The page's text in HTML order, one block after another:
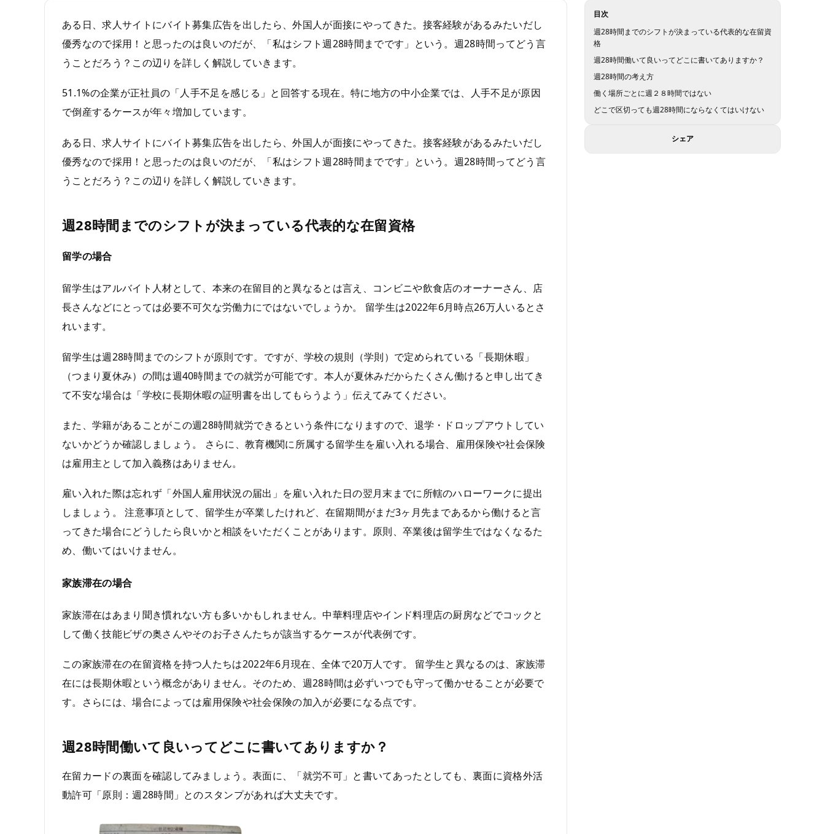
ある日、求人サイトにバイト募集広告を出したら、外国人が面接にやってきた。接客経験があるみたいだし
優秀なので採用！と思ったのは良いのだが、「私はシフト週28時間までです」という。週28時間ってどう言
うことだろう？この辺りを詳しく解説していきます。
51.1%の企業が正社員の「人手不足を感じる」と回答する現在。特に地方の中小企業では、人手不足が原因
で倒産するケースが年々増加しています。
ある日、求人サイトにバイト募集広告を出したら、外国人が面接にやってきた。接客経験があるみたいだし
優秀なので採用！と思ったのは良いのだが、「私はシフト週28時間までです」という。週28時間ってどう言
うことだろう？この辺りを詳しく解説していきます。
週28時間までのシフトが決まっている代表的な在留資格
留学の場合
留学生はアルバイト人材として、本来の在留目的と異なるとは言え、コンビニや飲食店のオーナーさん、店
長さんなどにとっては必要不可欠な労働力にではないでしょうか。 留学生は2022年6月時点26万人いるとさ
れいます。
留学生は週28時間までのシフトが原則です。ですが、学校の規則（学則）で定められている「長期休暇」
（つまり夏休み）の間は週40時間までの就労が可能です。本人が夏休みだからたくさん働けると申し出てき
て不安な場合は「学校に長期休暇の証明書を出してもらうよう」伝えてみてください。
また、学籍があることがこの週28時間就労できるという条件になりますので、退学・ドロップアウトしてい
ないかどうか確認しましょう。 さらに、教育機関に所属する留学生を雇い入れる場合、雇用保険や社会保険
は雇用主として加入義務はありません。
雇い入れた際は忘れず「外国人雇用状況の届出」を雇い入れた日の翌月末までに所轄のハローワークに提出
しましょう。 注意事項として、留学生が卒業したけれど、在留期間がまだ3ヶ月先まであるから働けると言
ってきた場合にどうしたら良いかと相談をいただくことがあります。原則、卒業後は留学生ではなくなるた
め、働いてはいけません。
家族滞在の場合
家族滞在はあまり聞き慣れない方も多いかもしれません。中華料理店やインド料理店の厨房などでコックと
して働く技能ビザの奥さんやそのお子さんたちが該当するケースが代表例です。
この家族滞在の在留資格を持つ人たちは2022年6月現在、全体で20万人です。 留学生と異なるのは、家族滞
在には長期休暇という概念がありません。そのため、週28時間は必ずいつでも守って働かせることが必要で
す。さらには、場合によっては雇用保険や社会保険の加入が必要になる点です。
週28時間働いて良いってどこに書いてありますか？
在留カードの裏面を確認してみましょう。表面に、「就労不可」と書いてあったとしても、裏面に資格外活
動許可「原則：週28時間」とのスタンプがあれば大丈夫です。
目次
週28時間までのシフトが決まっている代表的な在留資
格
週28時間働いて良いってどこに書いてありますか？
週28時間の考え方
働く場所ごとに週２８時間ではない
どこで区切っても週28時間にならなくてはいけない
シェア